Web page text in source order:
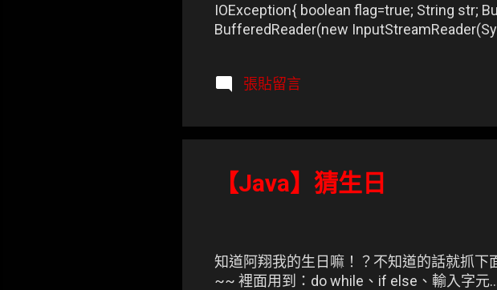
IOException{ boolean flag=true; String str;
BufferedReader(new
System.out.println(); char charYesNo;
張貼留言
【Java】猜生日
知道阿翔我的生日嘛！？不知道的話就抓
~~ 裡面用到：do while、if else、輸入字